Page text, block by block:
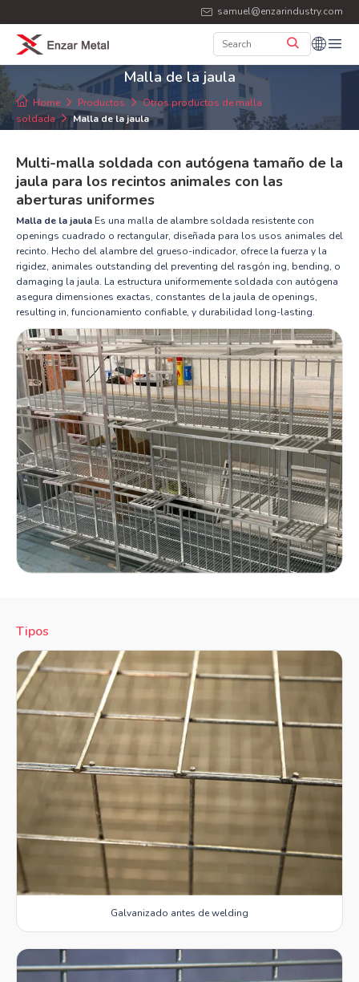
samuel@enzarindustry.com
Malla de la jaula
Home Productos
Otros productos de malla
soldada
Malla de la jaula
Multi-malla soldada con autógena tamaño de la
jaula para los recintos animales con las
aberturas uniformes
Malla de la jaula Es una malla de alambre soldada resistente con
openings cuadrado o rectangular, diseñada para los usos animales del
recinto. Hecho del alambre del grueso-indicador, ofrece la fuerza y la
rigidez, animales outstanding del preventing del rasgón ing, bending, o
damaging la jaula. La estructura uniformemente soldada con autógena
asegura dimensiones exactas, constantes de la jaula de openings,
resulting in, funcionamiento confiable, y durabilidad long-lasting.
Tipos
Galvanizado antes de welding